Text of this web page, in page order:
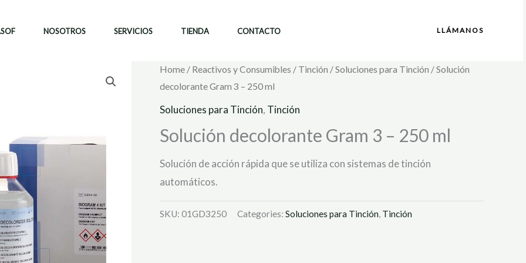
NOSOTROS SERVICIOS TIENDA CONTACTO LLÁMANOS
Home / Reactivos y Consumibles / Tinción /Soluciones para Tinción / Solución
decolorante Gram 3 – 250 ml
Soluciones para Tinción, Tinción
Solución decolorante Gram 3 – 250 ml
Solución de acción rápida que se utiliza con sistemas de tinción
automáticos.
SKU: 01GD3250 Categories: Soluciones para Tinción, Tinción